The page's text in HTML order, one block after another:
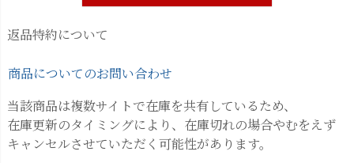
返品特約について
商品についてのお問い合わせ
当該商品は複数サイトで在庫を共有しているため、
在庫更新のタイミングにより、在庫切れの場合やむをえず
キャンセルさせていただく可能性があります。